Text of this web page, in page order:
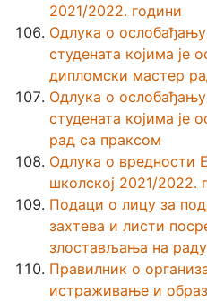
2021/2022. години
Одлука о
студената којима је
дипломски мастер
Одлука о
студената којима је
рад са праксом
Одлука о вредности
школској 2021/2022.
Подаци о лицу за
захтева и листи
злостављања на раду
Правилник о
истраживање и